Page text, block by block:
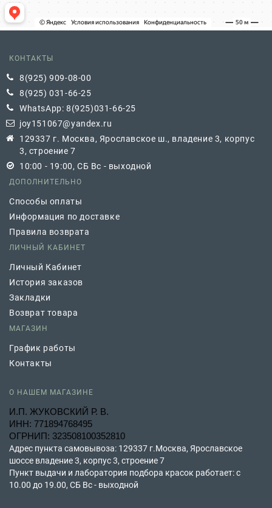
КОНТАКТЫ
8(925) 909-08-00
8(925) 031-66-25
WhatsApp: 8(925)031-66-25
joy151067@yandex.ru
129337 г. Москва, Ярославское ш., владение 3, корпус
3, строение 7
10:00 - 19:00, СБ Вс - выходной
ДОПОЛНИТЕЛЬНО
Способы оплаты
Информация по доставке
Правила возврата
ЛИЧНЫЙ КАБИНЕТ
Личный Кабинет
История заказов
Закладки
Возврат товара
МАГАЗИН
График работы
Контакты
О НАШЕМ МАГАЗИНЕ
И.П. ЖУКОВСКИЙ Р. В.
ИНН: 771894768495
ОГРНИП: 323508100352810
Адрес пункта самовывоза: 129337 г.Москва, Ярославское
шоссе владение 3, корпус 3, строение 7
Пункт выдачи и лаборатория подбора красок работает: с
10.00 до 19.00, СБ Вс - выходной